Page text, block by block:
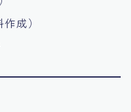
成）